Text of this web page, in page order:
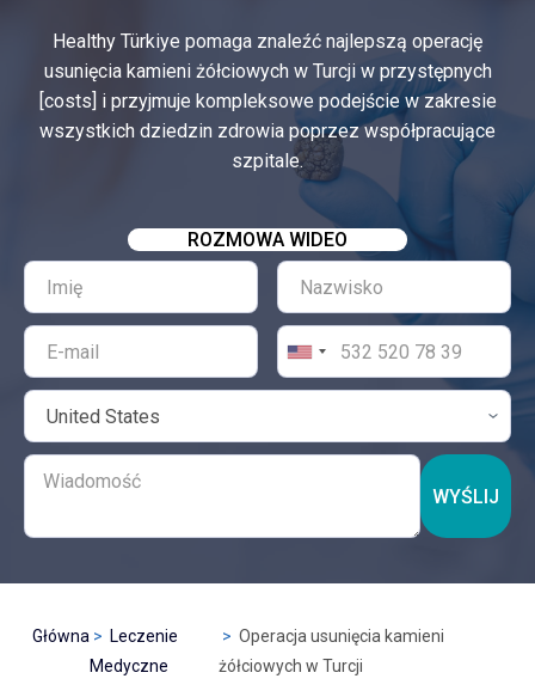
Healthy Türkiye pomaga znaleźć najlepszą operację
usunięcia kamieni żółciowych w Turcji w przystępnych
[costs] i przyjmuje kompleksowe podejście w zakresie
wszystkich dziedzin zdrowia poprzez współpracujące
szpitale.
ROZMOWA WIDEO
WYŚLIJ
Główna
Leczenie
Medyczne
Operacja usunięcia kamieni
żółciowych w Turcji